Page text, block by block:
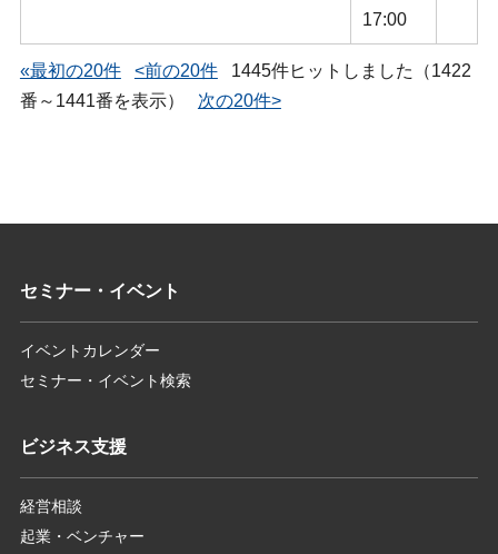
17:00
«最初の20件 <前の20件
1445件ヒットしました（1422
番～1441番を表示）
次の20件>
セミナー・イベント
イベントカレンダー
セミナー・イベント検索
ビジネス支援
経営相談
起業・ベンチャー